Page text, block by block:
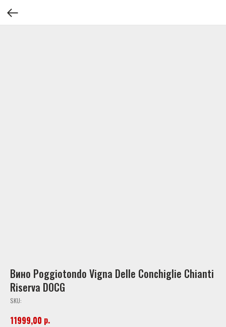
Вино Poggiotondo Vigna Delle Conchiglie Chianti
Riserva DOCG
SKU:
11999,00 р.